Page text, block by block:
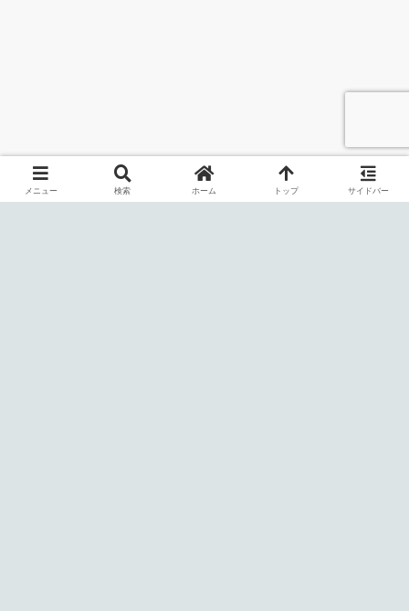
メニュー 検索 ホーム トップ サイドバー